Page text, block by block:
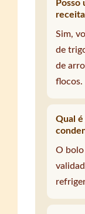
Posso
Sim,
de
de
flocos.
Qual
O bolo